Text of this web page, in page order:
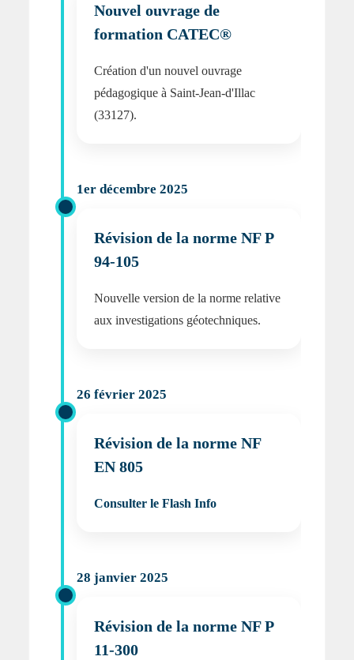
Nouvel ouvrage de
formation CATEC®
Création d'un nouvel ouvrage
pédagogique à Saint-Jean-d'Illac
(33127).
1er décembre 2025
Révision de la norme NF P
94-105
Nouvelle version de la norme relative
aux investigations géotechniques.
26 février 2025
Révision de la norme NF
EN 805
Consulter le Flash Info
28 janvier 2025
Révision de la norme NF P
11-300